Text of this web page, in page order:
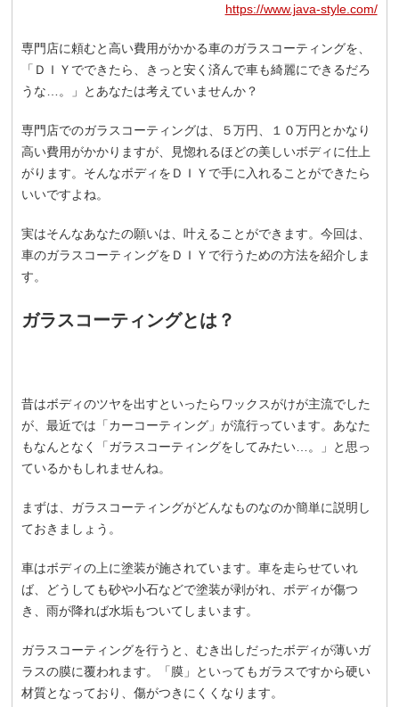
https://www.java-style.com/
専門店に頼むと高い費用がかかる車のガラスコーティングを、
「ＤＩＹでできたら、きっと安く済んで車も綺麗にできるだろ
うな…。」とあなたは考えていませんか？
専門店でのガラスコーティングは、５万円、１０万円とかなり
高い費用がかかりますが、見惚れるほどの美しいボディに仕上
がります。そんなボディをＤＩＹで手に入れることができたら
いいですよね。
実はそんなあなたの願いは、叶えることができます。今回は、
車のガラスコーティングをＤＩＹで行うための方法を紹介しま
す。
ガラスコーティングとは？
昔はボディのツヤを出すといったらワックスがけが主流でした
が、最近では「カーコーティング」が流行っています。あなた
もなんとなく「ガラスコーティングをしてみたい…。」と思っ
ているかもしれませんね。
まずは、ガラスコーティングがどんなものなのか簡単に説明し
ておきましょう。
車はボディの上に塗装が施されています。車を走らせていれ
ば、どうしても砂や小石などで塗装が剥がれ、ボディが傷つ
き、雨が降れば水垢もついてしまいます。
ガラスコーティングを行うと、むき出しだったボディが薄いガ
ラスの膜に覆われます。「膜」といってもガラスですから硬い
材質となっており、傷がつきにくくなります。